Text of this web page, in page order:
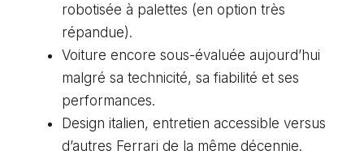
robotisée à palettes (en option très
répandue).
Voiture encore sous-évaluée aujourd’hui
malgré sa technicité, sa fiabilité et ses
performances.
Design italien, entretien accessible versus
d’autres Ferrari de la même décennie.